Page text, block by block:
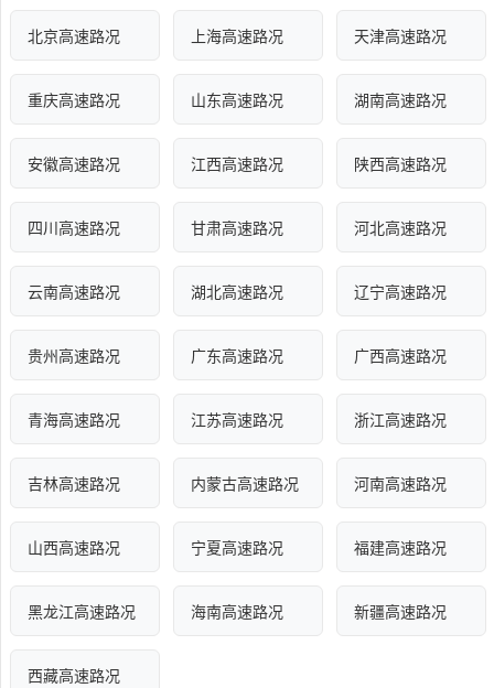
北京高速路况 上海高速路况 天津高速路况
重庆高速路况 山东高速路况 湖南高速路况
安徽高速路况 江西高速路况 陕西高速路况
四川高速路况 甘肃高速路况 河北高速路况
云南高速路况 湖北高速路况 辽宁高速路况
贵州高速路况 广东高速路况 广西高速路况
青海高速路况 江苏高速路况 浙江高速路况
吉林高速路况 内蒙古高速路况 河南高速路况
山西高速路况 宁夏高速路况 福建高速路况
黑龙江高速路况 海南高速路况 新疆高速路况
西藏高速路况